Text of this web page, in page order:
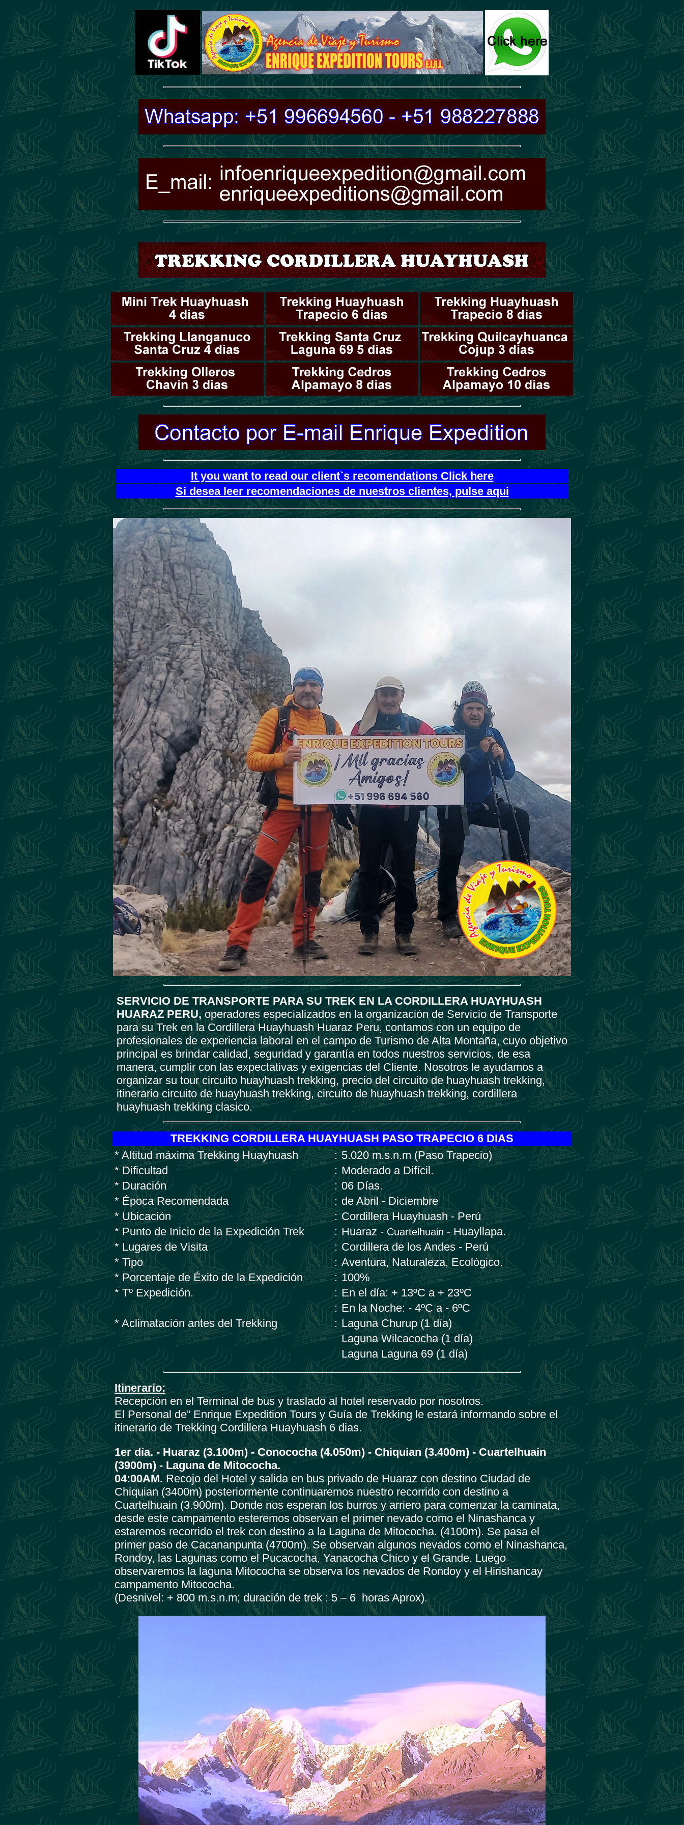
It you want to read our client`s recomendations Click here
Si desea leer recomendaciones de nuestros clientes, pulse aqui
SERVICIO DE TRANSPORTE PARA SU TREK EN LA CORDILLERA HUAYHUASH
HUARAZ PERU,operadores especializados en la organización de Servicio de Transporte
para su Trek en la Cordillera Huayhuash Huaraz Peru, contamos con un equipo de
profesionales de experiencia laboral en el campo de Turismo de Alta Montaña, cuyo objetivo
principal es brindar calidad, seguridad y garantía en todos nuestros servicios, de esa
manera, cumplir con las expectativas y exigencias del Cliente. Nosotros le ayudamos a
organizar su tour circuito huayhuash trekking, precio del circuito de huayhuash trekking,
itinerario circuito de huayhuash trekking, circuito de huayhuash trekking, cordillera
huayhuash trekking clasico.
TREKKING CORDILLERA HUAYHUASH PASO TRAPECIO 6 DIAS
* Altitud máxima Trekking Huayhuash
: 5.020 m.s.n.m (Paso Trapecio)
* Dificultad
: Moderado a Difícil.
* Duración
: 06 Días.
* Época Recomendada
: de Abril - Diciembre
* Ubicación
: Cordillera Huayhuash - Perú
* Punto de Inicio de la Expedición Trek
: Huaraz - Cuartelhuain - Huayllapa.
* Lugares de Visita
: Cordillera de los Andes - Perú
* Tipo
: Aventura, Naturaleza, Ecológico.
* Porcentaje de Éxito de la Expedición
: 100%
* Tº Expedición.
: En el día: + 13ºC a + 23ºC
: En la Noche: - 4ºC a - 6ºC
* Aclimatación antes del Trekking
: Laguna Churup (1 día)
Laguna Wilcacocha (1 día)
Laguna Laguna 69 (1 día)
Itinerario:
Recepción en el Terminal de bus y traslado al hotel reservado por nosotros.
El Personal de” Enrique Expedition Tours y Guía de Trekking le estará informando sobre el
itinerario de Trekking Cordillera Huayhuash 6 dias.
1er día. - Huaraz (3.100m) - Conococha (4.050m) - Chiquian (3.400m) - Cuartelhuain
(3900m) - Laguna de Mitococha.
04:00AM. Recojo del Hotel y salida en bus privado de Huaraz con destino Ciudad de
Chiquian (3400m) posteriormente continuaremos nuestro recorrido con destino a
Cuartelhuain (3.900m). Donde nos esperan los burros y arriero para comenzar la caminata,
desde este campamento esteremos observan el primer nevado como el Ninashanca y
estaremos recorrido el trek con destino a la Laguna de Mitococha. (4100m). Se pasa el
primer paso de Cacananpunta (4700m). Se observan algunos nevados como el Ninashanca,
Rondoy, las Lagunas como el Pucacocha, Yanacocha Chico y el Grande. Luego
observaremos la laguna Mitococha se observa los nevados de Rondoy y el Hirishancay
campamento Mitococha.
(Desnivel: + 800 m.s.n.m; duración de trek : 5 – 6 horas Aprox).